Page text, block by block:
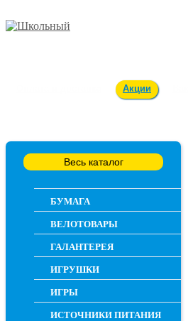
Акции
Весь каталог
БУМАГА
ВЕЛОТОВАРЫ
ГАЛАНТЕРЕЯ
ИГРУШКИ
ИГРЫ
ИСТОЧНИКИ ПИТАНИЯ